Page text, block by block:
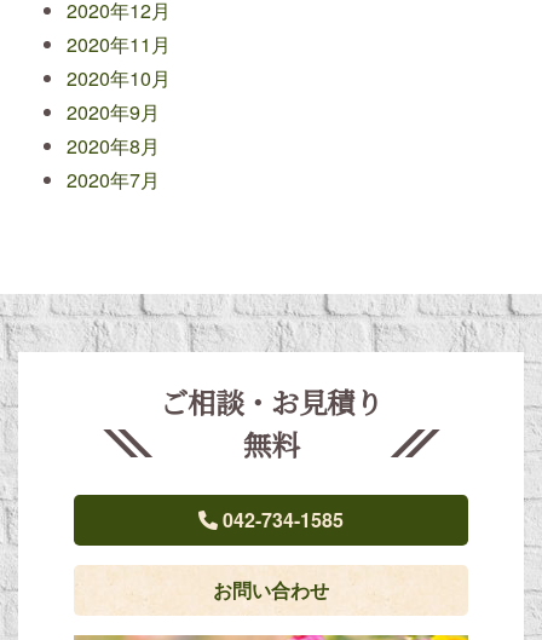
2020年12月
2020年11月
2020年10月
2020年9月
2020年8月
2020年7月
ご相談・お見積り
無料
042-734-1585
お問い合わせ